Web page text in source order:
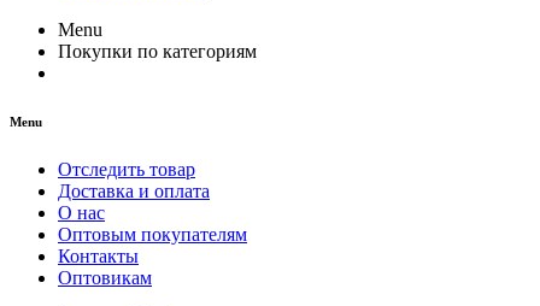
Menu
Покупки по категориям
Menu
Отследить товар
Доставка и оплата
О нас
Оптовым покупателям
Контакты
Оптовикам